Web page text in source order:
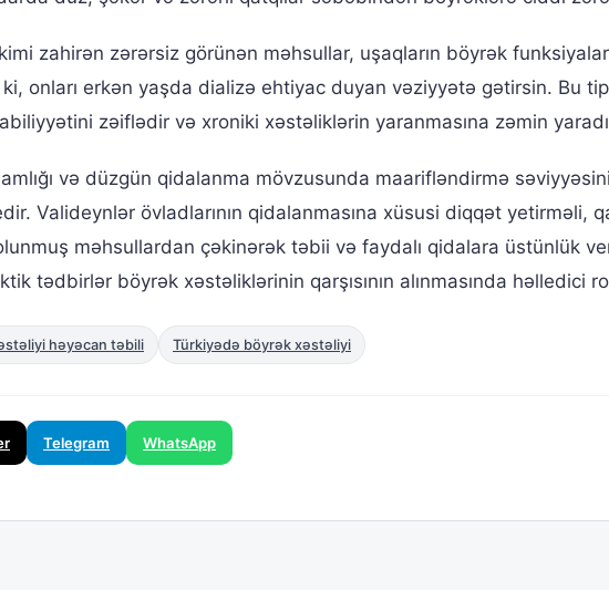
zahirən zərərsiz görünən məhsullar, uşaqların böyrək
onları erkən yaşda dializə ehtiyac duyan vəziyyətə gətirsin. Bu
zəiflədir və xroniki xəstəliklərin yaranmasına zəmin
və düzgün qidalanma mövzusunda maarifləndirmə
Valideynlər övladlarının qidalanmasına xüsusi diqqət yetirməli,
məhsullardan çəkinərək təbii və faydalı qidalara üstünlük
tədbirlər böyrək xəstəliklərinin qarşısının alınmasında həlledici
həyəcan təbili Türkiyədə böyrək xəstəliyi
Telegram WhatsApp